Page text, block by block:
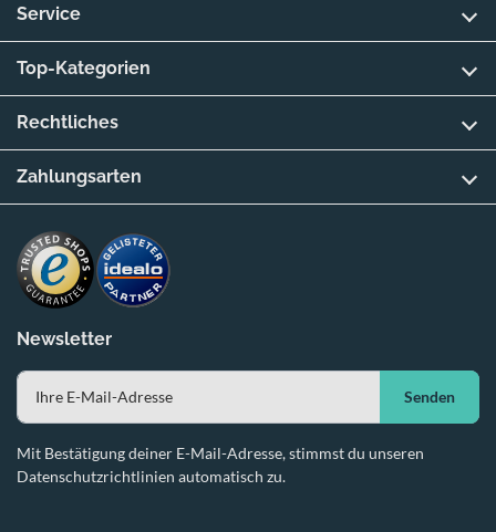
Newsletter
Senden
Mit Bestätigung deiner E-Mail-Adresse, stimmst du unseren
Datenschutzrichtlinien automatisch zu.
Service
Top-Kategorien
Rechtliches
Zahlungsarten